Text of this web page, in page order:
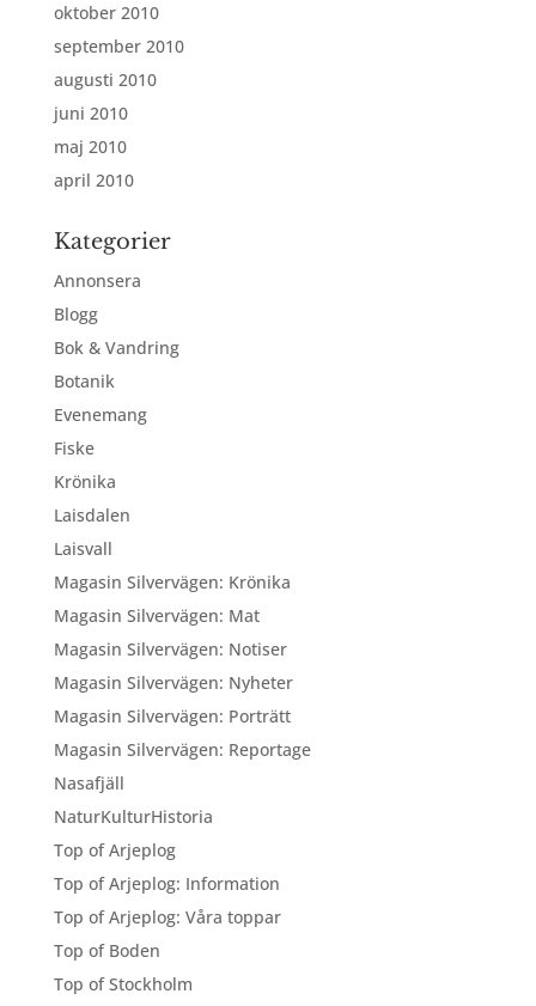
oktober 2010
september 2010
augusti 2010
juni 2010
maj 2010
april 2010
Kategorier
Annonsera
Blogg
Bok & Vandring
Botanik
Evenemang
Fiske
Krönika
Laisdalen
Laisvall
Magasin Silvervägen: Krönika
Magasin Silvervägen: Mat
Magasin Silvervägen: Notiser
Magasin Silvervägen: Nyheter
Magasin Silvervägen: Porträtt
Magasin Silvervägen: Reportage
Nasafjäll
NaturKulturHistoria
Top of Arjeplog
Top of Arjeplog: Information
Top of Arjeplog: Våra toppar
Top of Boden
Top of Stockholm